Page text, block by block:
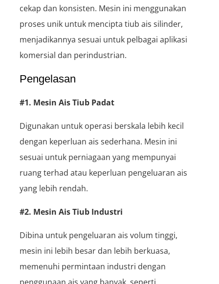
cekap dan konsisten. Mesin ini menggunakan
proses unik untuk mencipta tiub ais silinder,
menjadikannya sesuai untuk pelbagai aplikasi
komersial dan perindustrian.
Pengelasan
#1. Mesin Ais Tiub Padat
Digunakan untuk operasi berskala lebih kecil
dengan keperluan ais sederhana. Mesin ini
sesuai untuk perniagaan yang mempunyai
ruang terhad atau keperluan pengeluaran ais
yang lebih rendah.
#2. Mesin Ais Tiub Industri
Dibina untuk pengeluaran ais volum tinggi,
mesin ini lebih besar dan lebih berkuasa,
memenuhi permintaan industri dengan